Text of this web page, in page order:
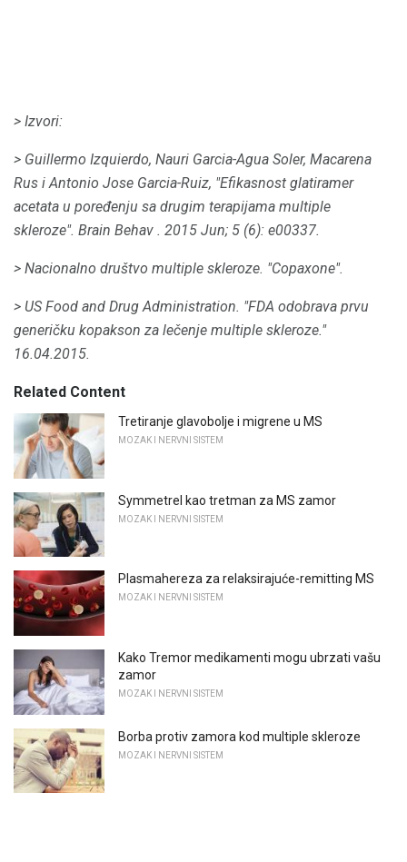
> Izvori:
> Guillermo Izquierdo, Nauri Garcia-Agua Soler, Macarena
Rus i Antonio Jose Garcia-Ruiz, "Efikasnost glatiramer
acetata u poređenju sa drugim terapijama multiple
skleroze". Brain Behav . 2015 Jun; 5 (6): e00337.
> Nacionalno društvo multiple skleroze. "Copaxone".
> US Food and Drug Administration. "FDA odobrava prvu
generičku kopakson za lečenje multiple skleroze."
16.04.2015.
Related Content
Tretiranje glavobolje i migrene u MS
MOZAK I NERVNI SISTEM
Symmetrel kao tretman za MS zamor
MOZAK I NERVNI SISTEM
Plasmahereza za relaksirajuće-remitting MS
MOZAK I NERVNI SISTEM
Kako Tremor medikamenti mogu ubrzati vašu
zamor
MOZAK I NERVNI SISTEM
Borba protiv zamora kod multiple skleroze
MOZAK I NERVNI SISTEM